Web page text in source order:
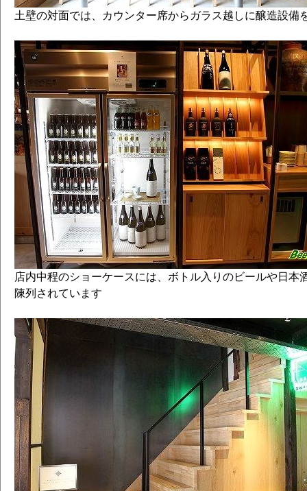
土壁の対面では、カウンター席からガラス越しに醸造設備
店内中程のショーケースには、ボトル入りのビールや日本
陳列されています